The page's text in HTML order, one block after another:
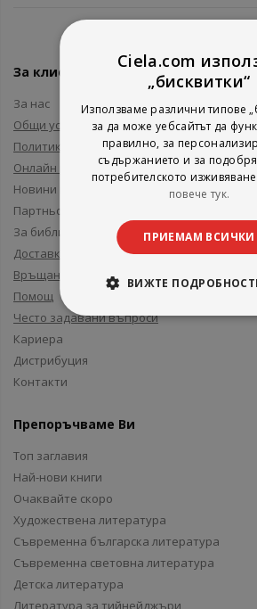
За клиенти
За нас
Общи условия
Политика за поверителност
Онлайн решаване на спорове
Новини и събития
Партньори и приятели
За библиотеки
Доставка
Връщане
Помощ
Често задавани въпроси
Кариера
Дистрибуция
Контакти
Препоръчваме Ви
Топ заглавия
Най-нови книги
Очаквайте скоро
Художествена литература
Съвременна българска литература
Съвременна световна литература
Детска литература
Литература за тийнейджъри
Ciela.com
„бисквитки“
Използваме различни типове
за да може уебсайтът да
правилно, за
съдържанието и за
потребителското
повече тук.
ПРИЕМАМ ВСИЧКИ
ВИЖТЕ